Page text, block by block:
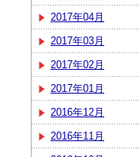
2017年04月
2017年03月
2017年02月
2017年01月
2016年12月
2016年11月